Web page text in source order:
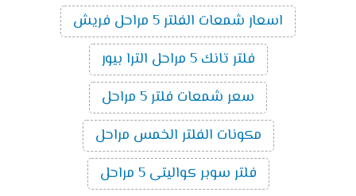
اسعار شمعات الفلتر 5 مراحل فريش
فلتر تانك 5 مراحل الترا بيور
سعر شمعات فلتر 5 مراحل
مكونات الفلتر الخمس مراحل
فلتر سوبر كواليتى 5 مراحل